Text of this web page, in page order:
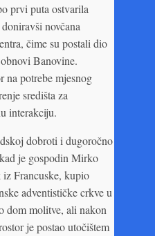
prvi puta ostvarila
novčana
čime su postali dio
Banovine.
na potrebe mjesnog
središta za
interakciju.
dobroti i dugoročno
je gospodin Mirko
Francuske, kupio
adventističke crkve u
dom molitve, ali nakon
je postao utočištem